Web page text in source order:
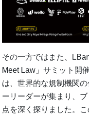
その一方ではまた、
Meet Law」サミット開
は、世界的な規制機関
ーリーダーが集まり、
点を深く探りました。